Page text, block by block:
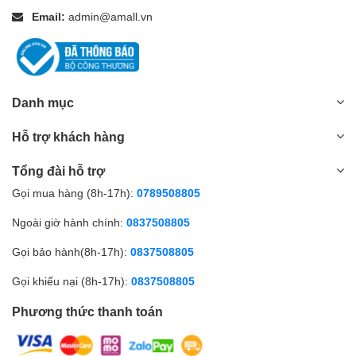
thiếu trong quy trình làm sạch thảm hiện nay. Với ưu điểm vượt
trội và khả năng làm việc hiệu quả, sản phẩm này sẽ giúp cho
không gian sống của bạn luôn được bảo vệ và sạch sẽ. Hãy áp
dụng cách sử dụng đúng cách để tận dụng tối đa hiệu quả của bộ
Email: admin@amall.vn
Danh mục
Hỗ trợ khách hàng
Tổng đài hỗ trợ
Gọi mua hàng (8h-17h): 0789508805
Ngoài giờ hành chính: 0837508805
Gọi bảo hành(8h-17h): 0837508805
Gọi khiếu nại (8h-17h): 0837508805
Phương thức thanh toán